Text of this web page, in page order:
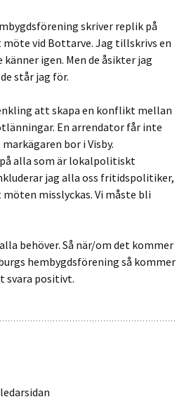
skriver replik på
vid Bottarve. Jag tillskrivs en
igen. Men de åsikter jag
står jag för.
att skapa en konflikt mellan
En arrendator får inte
bor i Visby.
alla som är lokalpolitiskt
jag alla oss fritidspolitiker,
misslyckas. Vi måste bli
behöver. Så när/om det kommer
hembygdsförening så kommer
svara positivt.